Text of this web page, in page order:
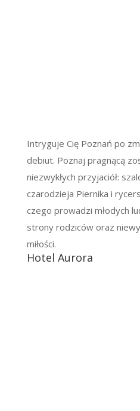
Intryguje Cię Poznań po
debiut. Poznaj pragnącą
niezwykłych przyjaciół:
czarodzieja Piernika i
czego prowadzi młodych
strony rodziców oraz
miłości.
Hotel Aurora